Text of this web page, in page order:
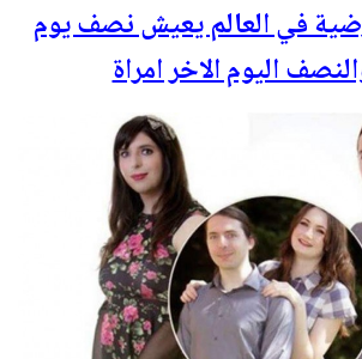
في العالم يعيش نصف يوم
اليوم الاخر امراة